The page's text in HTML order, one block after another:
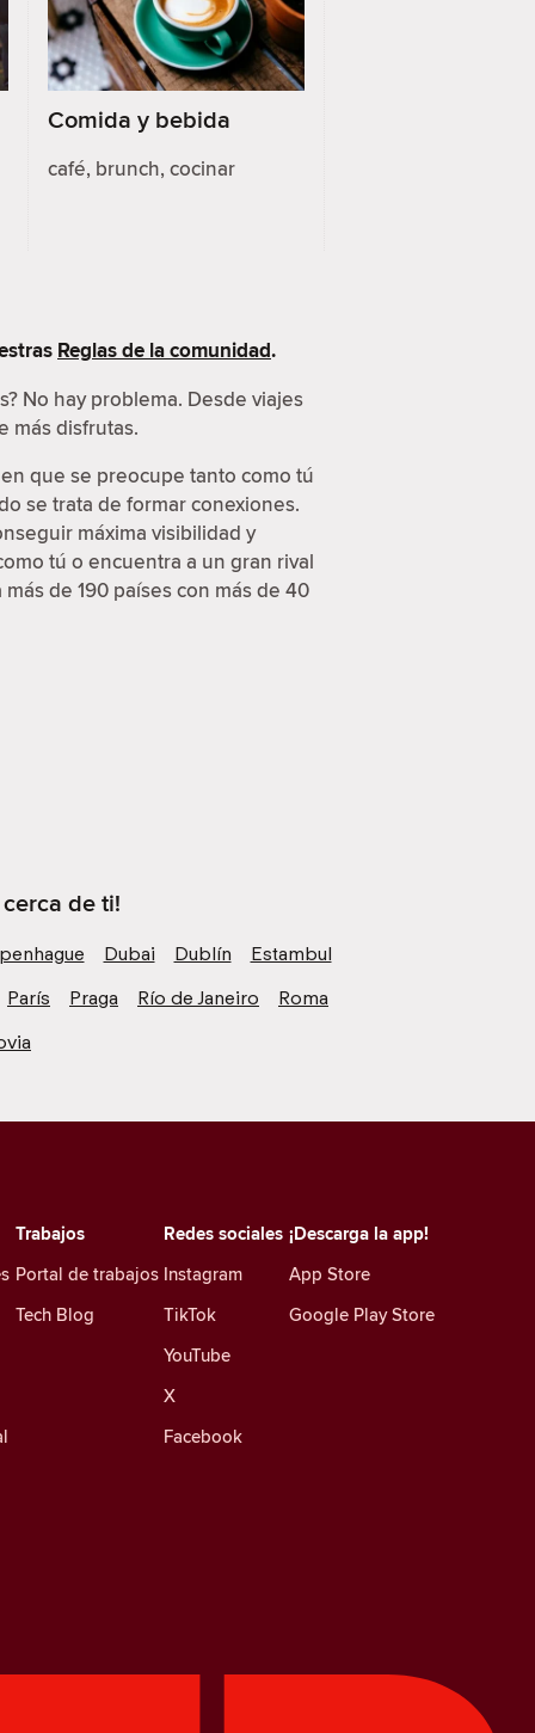
Comida y bebida
café, brunch, cocinar
Reglas de la comunidad.
No hay problema. Desde viajes
más disfrutas.
que se preocupe tanto como tú
se trata de formar conexiones.
máxima visibilidad y
tú o encuentra a un gran rival
de 190 países con más de 40
de ti!
Dubai Dublín
Estambul
París
Praga Río de Janeiro
Roma
Redes sociales
Instagram
TikTok
YouTube
X
Facebook
Trabajos
Portal de trabajos
Tech Blog
¡Descarga la app!
App Store
Google Play Store